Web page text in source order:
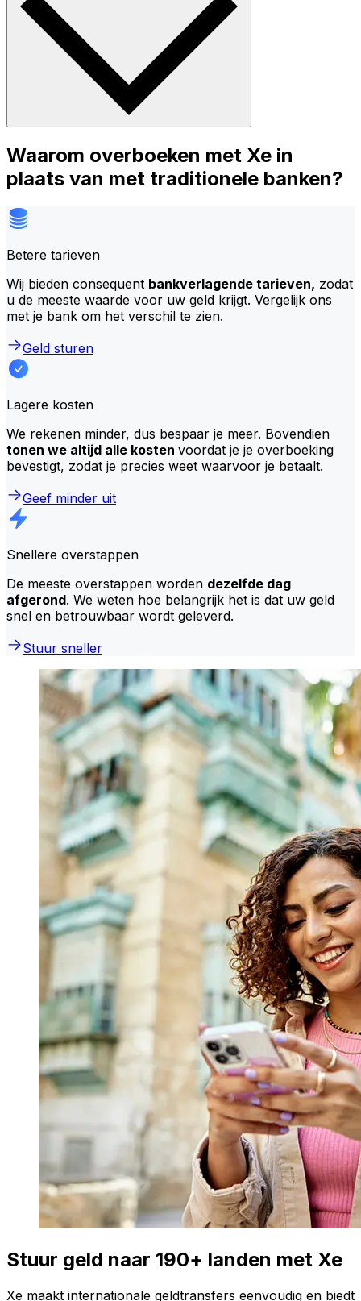
Waarom overboeken met Xe in
plaats van met traditionele banken?
Betere tarieven
Wij bieden consequent bankverlagende tarieven, zodat
u de meeste waarde voor uw geld krijgt. Vergelijk ons
met je bank om het verschil te zien.
Geld sturen
Lagere kosten
We rekenen minder, dus bespaar je meer. Bovendien
tonen we altijd alle kosten voordat je je overboeking
bevestigt, zodat je precies weet waarvoor je betaalt.
Geef minder uit
Snellere overstappen
De meeste overstappen worden dezelfde dag
afgerond. We weten hoe belangrijk het is dat uw geld
snel en betrouwbaar wordt geleverd.
Stuur sneller
Stuur geld naar 190+ landen met Xe
Xe maakt internationale geldtransfers eenvoudig en biedt